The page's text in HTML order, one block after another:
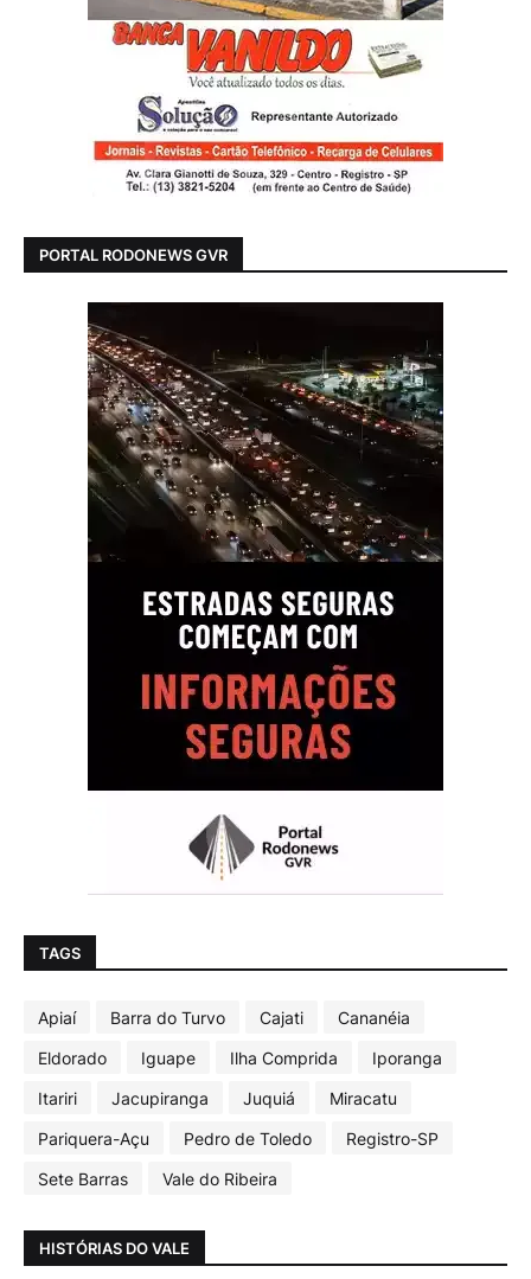
PORTAL RODONEWS GVR
TAGS
Apiaí Barra do Turvo Cajati
Cananéia
Eldorado
Iguape Ilha Comprida
Iporanga
Itariri
Jacupiranga Juquiá
Miracatu
Pariquera-Açu
Pedro de Toledo
Registro-SP
Sete Barras
Vale do Ribeira
HISTÓRIAS DO VALE